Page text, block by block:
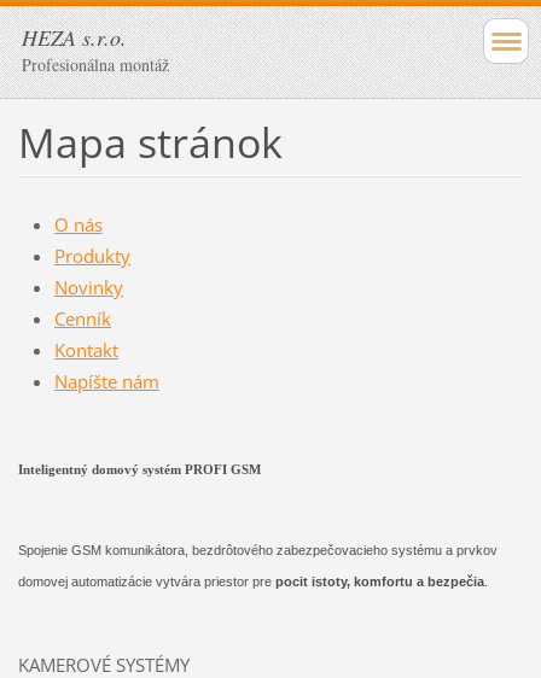
HEZA s.r.o.
Profesionálna montáž
Mapa stránok
O nás
Produkty
Novinky
Cenník
Kontakt
Napíšte nám
Inteligentný domový systém PROFI GSM
Spojenie GSM komunikátora, bezdrôtového zabezpečovacieho systému a prvkov
domovej automatizácie vytvára priestor pre pocit istoty, komfortu a bezpečia.
KAMEROVÉ SYSTÉMY